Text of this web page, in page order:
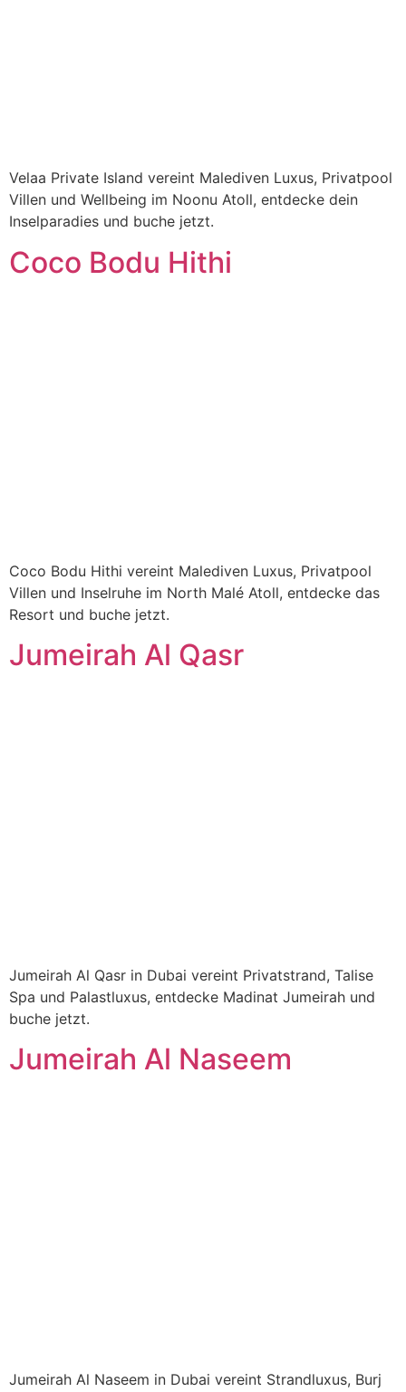
Velaa Private Island vereint Malediven Luxus, Privatpool
Villen und Wellbeing im Noonu Atoll, entdecke dein
Inselparadies und buche jetzt.
Coco Bodu Hithi
Coco Bodu Hithi vereint Malediven Luxus, Privatpool
Villen und Inselruhe im North Malé Atoll, entdecke das
Resort und buche jetzt.
Jumeirah Al Qasr
Jumeirah Al Qasr in Dubai vereint Privatstrand, Talise
Spa und Palastluxus, entdecke Madinat Jumeirah und
buche jetzt.
Jumeirah Al Naseem
Jumeirah Al Naseem in Dubai vereint Strandluxus, Burj